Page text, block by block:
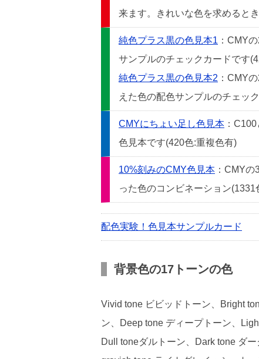
来ます。きれいな色を求めると
純色プラス黒の色見本1 ：CMY
サンプルのチェックカードです
純色プラス黒の色見本2 ：CMY
えた色の配色サンプルのチェッ
CMYにちょい足し色見本 ：
色見本です(420色:重複色有)
10%刻みのCMY色見本 ：CMY
った色のコンビネーション(1331
配色実験！色見本サンプルカード
背景色の17トーンの色
Vivid tone ビビッドトーン、Bright
ン、Deep tone ディープトーン、
Dull toneダルトーン、Dark tone ダ